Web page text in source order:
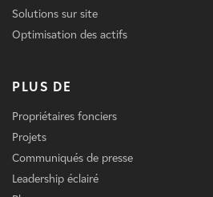
Solutions sur site
Optimisation des actifs
PLUS DE
Propriétaires fonciers
Projets
Communiqués de presse
Leadership éclairé